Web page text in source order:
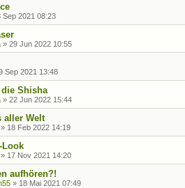
Sep 2021 08:23
» 29 Jun 2022 10:55
Sep 2021 13:48
Shisha
» 22 Jun 2022 15:44
aller Welt
» 18 Feb 2022 14:19
Look
» 17 Nov 2021 14:20
aufhören?!
» 18 Mai 2021 07:49